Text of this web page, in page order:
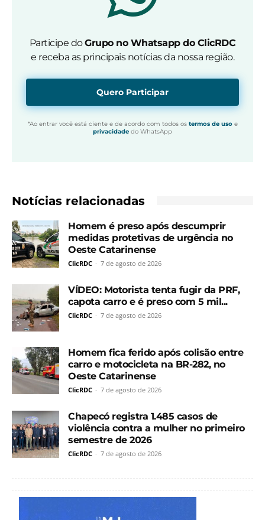
Participe doGrupo no Whatsapp do ClicRDC
e receba as principais notícias da nossa região.
Quero Participar
*Ao entrar você está ciente e de acordo com todos os termos de usoe
privacidade do WhatsApp
Notícias relacionadas
Homem é preso após descumprir
medidas protetivas de urgência no
Oeste Catarinense
ClicRDC - 7 de agosto de 2026
VÍDEO: Motorista tenta fugir da PRF,
capota carro e é preso com 5 mil...
ClicRDC - 7 de agosto de 2026
Homem fica ferido após colisão entre
carro e motocicleta na BR-282, no
Oeste Catarinense
ClicRDC - 7 de agosto de 2026
Chapecó registra 1.485 casos de
violência contra a mulher no primeiro
semestre de 2026
ClicRDC - 7 de agosto de 2026